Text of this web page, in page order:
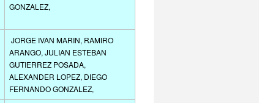
GONZALEZ,
JORGE IVAN MARIN, RAMIRO
ARANGO, JULIAN ESTEBAN
GUTIERREZ POSADA,
ALEXANDER LOPEZ, DIEGO
FERNANDO GONZALEZ,